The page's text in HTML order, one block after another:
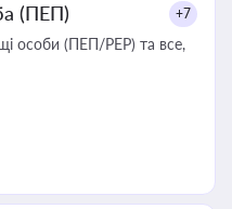
(ПЕП) +7
особи (ПЕП/PEP) та все,